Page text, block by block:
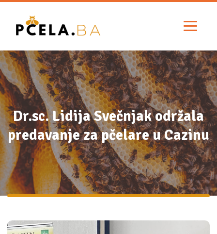
Dr.sc. Lidija Svečnjak održala
predavanje za pčelare u Cazinu